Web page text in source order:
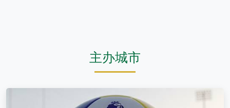
主办城市